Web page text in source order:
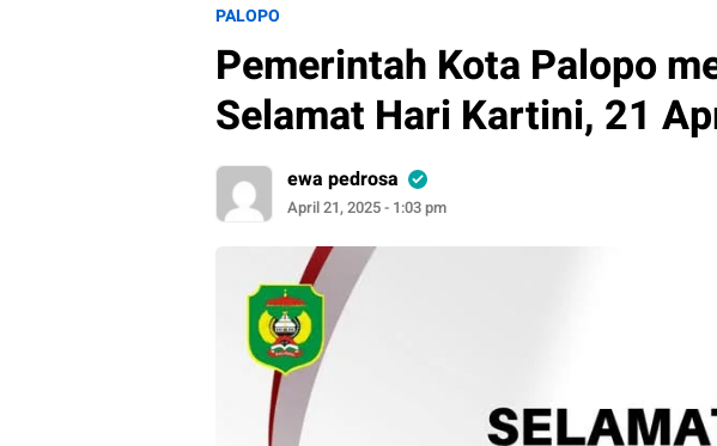
PALOPO
Pemerintah Kota Palopo
Selamat Hari Kartini, 21
ewa pedrosa
April 21, 2025 - 1:03 pm